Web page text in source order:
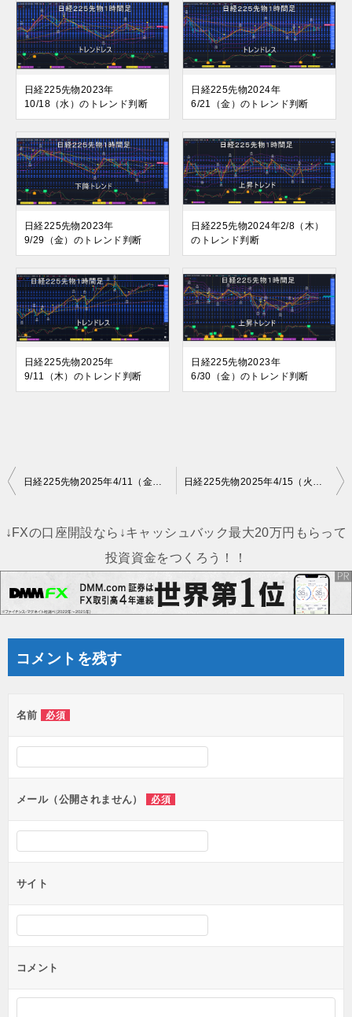
日経225先物2023年
10/18（水）のトレンド判断
日経225先物2024年
6/21（金）のトレンド判断
日経225先物2023年
9/29（金）のトレンド判断
日経225先物2024年2/8（木）
のトレンド判断
日経225先物2025年
9/11（木）のトレンド判断
日経225先物2023年
6/30（金）のトレンド判断
投
ナ
ョ
ン
↓FXの口座開設なら↓キャッシュバック最大20万円もらって
投資資金をつくろう！！
コメントを残す
名前 必須
メール（公開されません） 必須
サイト
コメント